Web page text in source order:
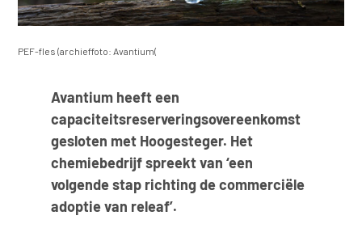
PEF-fles (archieffoto: Avantium(
Avantium heeft een
capaciteitsreserveringsovereenkomst
gesloten met Hoogesteger. Het
chemiebedrijf spreekt van ‘een
volgende stap richting de commerciële
adoptie van releaf’.